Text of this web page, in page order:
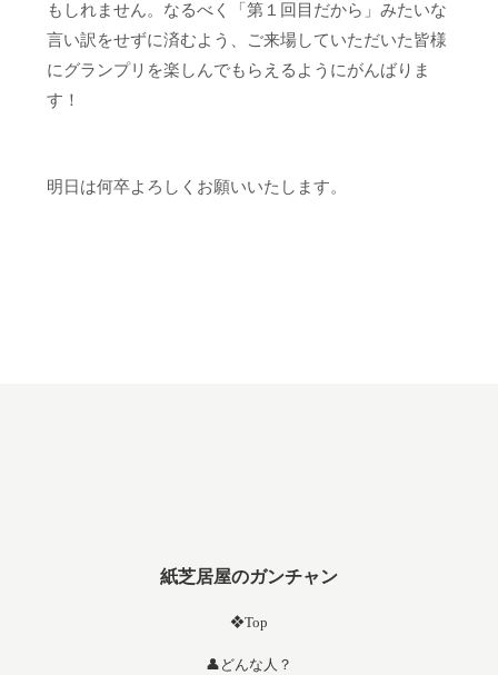
もしれません。なるべく「第１回目だから」みたいな
言い訳をせずに済むよう、ご来場していただいた皆様
にグランプリを楽しんでもらえるようにがんばりま
す！
明日は何卒よろしくお願いいたします。
紙芝居屋のガンチャン
❖Top
👤どんな人？